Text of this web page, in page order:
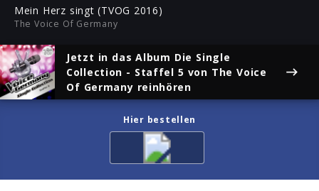
Mein Herz singt (TVOG 2016)
The Voice Of Germany
Jetzt in das Album Die Single
Collection - Staffel 5 von The Voice
Of Germany reinhören
Hier bestellen